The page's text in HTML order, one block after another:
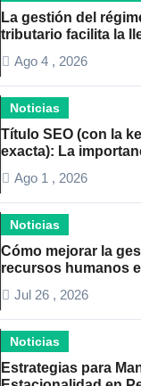
La gestión del
tributario facilita la
Ago 4 , 2026
Noticias
Título SEO (con la
exacta): La
autónomos
Ago 1 , 2026
Noticias
Cómo mejorar la
recursos humanos
Jul 26 , 2026
Noticias
Estrategias para